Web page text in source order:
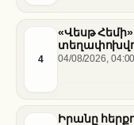
4
«Վեսթ
04/08/2026, 04:00
Իրանը